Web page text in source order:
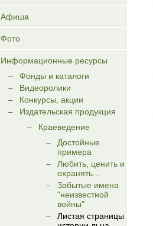
Афиша
Фото
Информационные ресурсы
Фонды и каталоги
Видеоролики
Конкурсы, акции
Издательская продукция
Краеведение
Достойные
примера
Любить, ценить и
охранять...
Забытые имена
"неизвестной
войны"
Листая страницы